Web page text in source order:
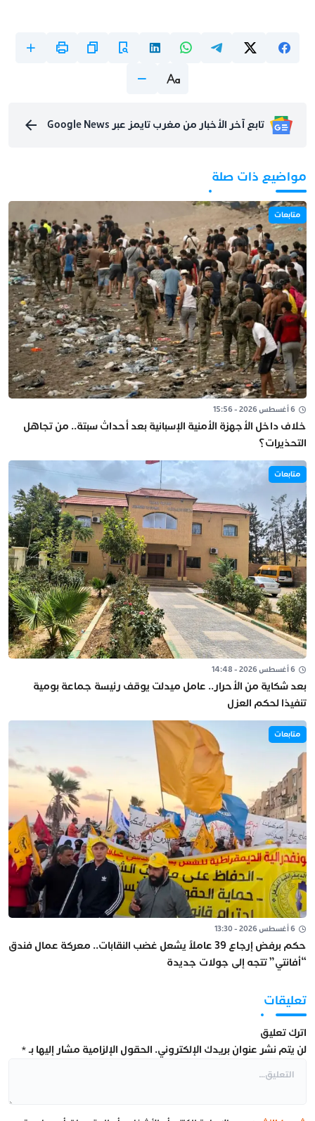
تابع آخر الأخبار من مغرب تايمز عبر Google News
مواضيع ذات صلة
متابعات
6 أغسطس 2026 - 15:56
خلاف داخل الأجهزة الأمنية الإسبانية بعد أحداث سبتة.. من تجاهل
التحذيرات؟
متابعات
6 أغسطس 2026 - 14:48
بعد شكاية من الأحرار.. عامل ميدلت يوقف رئيسة جماعة بومية
تنفيذا لحكم العزل
متابعات
6 أغسطس 2026 - 13:30
حكم برفض إرجاع 39 عاملاً يشعل غضب النقابات.. معركة عمال فندق
“أفانتي” تتجه إلى جولات جديدة
تعليقات
اترك تعليق
لن يتم نشر عنوان بريدك الإلكتروني. الحقول الإلزامية مشار إليها بـ*